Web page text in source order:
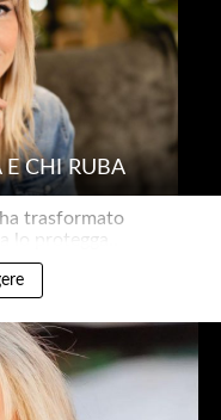
E CHI RUBA
trasformato
lo protegga..